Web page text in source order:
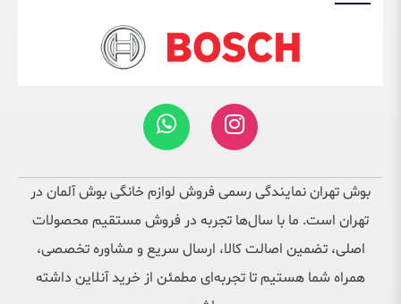
بوش تهران نمایندگی رسمی فروش لوازم خانگی بوش آلمان در
تهران است. ما با سال‌ها تجربه در فروش مستقیم محصولات
اصلی، تضمین اصالت کالا، ارسال سریع و مشاوره تخصصی،
همراه شما هستیم تا تجربه‌ای مطمئن از خرید آنلاین داشته